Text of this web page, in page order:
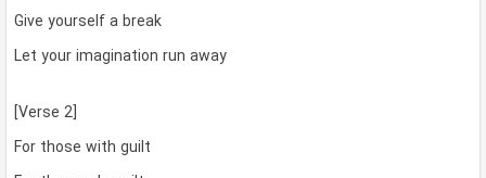
Give yourself a break
Let your imagination run away
[Verse 2]
For those with guilt